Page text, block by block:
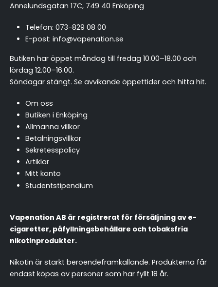
Annelundsgatan 17C, 749 40 Enköping
Telefon: 073-829 08 00
E-post: info@vapenation.se
Butiken har öppet måndag till fredag 10.00–18.00 och
lördag 12.00–16.00.
Söndagar stängt. Se avvikande öppettider och hitta hit.
Om oss
Butiken i Enköping
Allmänna villkor
Betalningsvillkor
Sekretesspolicy
Artiklar
Mitt konto
Studentstipendium
Vapenation AB är registrerat för försäljning av e-
cigaretter, påfyllningsbehållare och tobaksfria
nikotinprodukter.
Nikotin är starkt beroendeframkallande. Produkterna får
endast köpas av personer som har fyllt 18 år.